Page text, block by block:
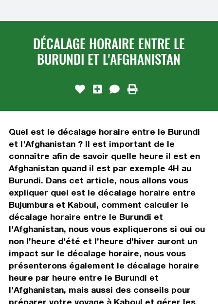
DÉCALAGE HORAIRE ENTRE LE
BURUNDI ET L'AFGHANISTAN
Quel est le décalage horaire entre le Burundi
et l'Afghanistan ? Il est important de le
connaître afin de savoir quelle heure il est en
Afghanistan quand il est par exemple 4H au
Burundi. Dans cet article, nous allons vous
expliquer quel est le décalage horaire entre
Bujumbura et Kaboul, comment calculer le
décalage horaire entre le Burundi et
l'Afghanistan, nous vous expliquerons si oui ou
non l’heure d’été et l’heure d’hiver auront un
impact sur le décalage horaire, nous vous
présenterons également le décalage horaire
heure par heure entre le Burundi et
l'Afghanistan, mais aussi des conseils pour
préparer votre voyage à Kaboul et gérer les